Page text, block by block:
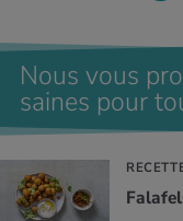
Nous vous
saines pour